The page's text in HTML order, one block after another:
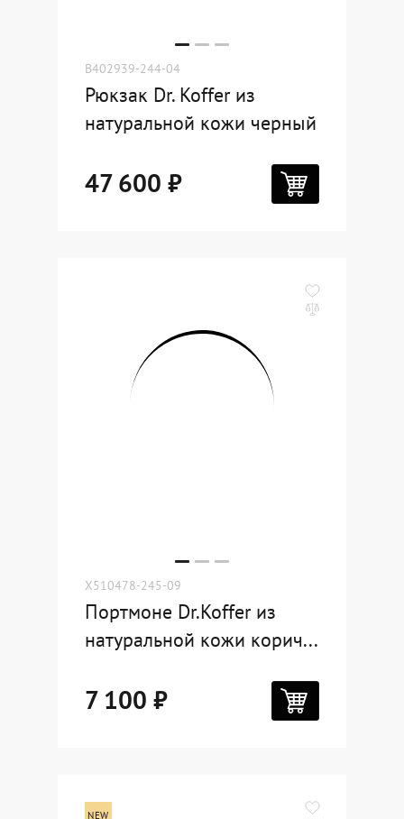
B402939-244-04
Рюкзак Dr. Koffer из
натуральной кожи черный
47 600 ₽
X510478-245-09
Портмоне Dr.Koffer из
натуральной кожи корич...
7 100 ₽